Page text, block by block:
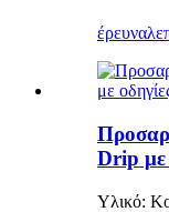
έρευνα
Drip με
Υλικό: